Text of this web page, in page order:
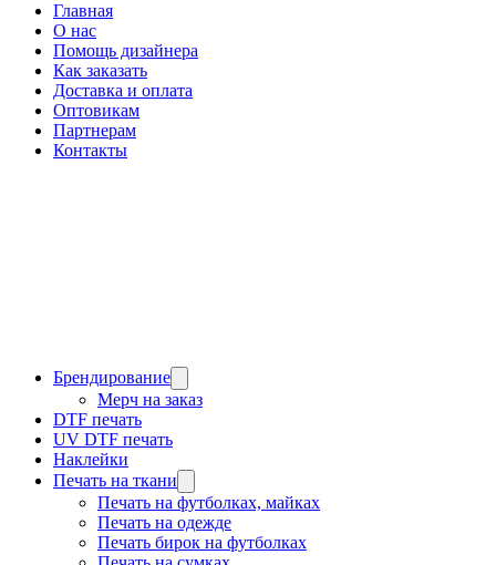
Главная
О нас
Помощь дизайнера
Как заказать
Доставка и оплата
Оптовикам
Партнерам
Контакты
Брендирование
Мерч на заказ
DTF печать
UV DTF печать
Наклейки
Печать на ткани
Печать на футболках, майках
Печать на одежде
Печать бирок на футболках